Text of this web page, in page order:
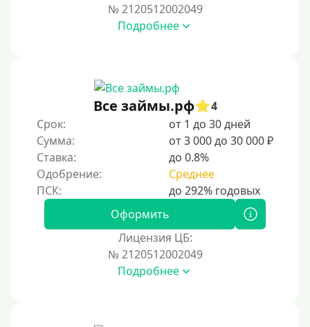
Без платных услуг и подписок
Онлайн круглосуточно
На карту круглосуточно
24/7
Деньги в долг
В долг на карту
Срок
№ 2120512002049
Подробнее
Все займы.рф
4
Срок:
от 1 до 30 дней
Сумма:
от 3 000 до 30 000 ₽
Ставка:
до 0.8%
Одобрение:
Среднее
Оформить
Лицензия ЦБ:
№ 2120512002049
Подробнее